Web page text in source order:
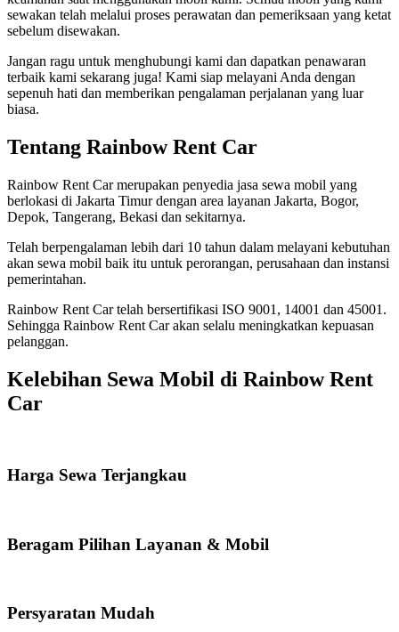
sewakan telah melalui proses perawatan dan pemeriksaan yang ketat
sebelum disewakan.
Jangan ragu untuk menghubungi kami dan dapatkan penawaran
terbaik kami sekarang juga! Kami siap melayani Anda dengan
sepenuh hati dan memberikan pengalaman perjalanan yang luar
biasa.
Tentang Rainbow Rent Car
Rainbow Rent Car merupakan penyedia jasa sewa mobil yang
berlokasi di Jakarta Timur dengan area layanan Jakarta, Bogor,
Depok, Tangerang, Bekasi dan sekitarnya.
Telah berpengalaman lebih dari 10 tahun dalam melayani kebutuhan
akan sewa mobil baik itu untuk perorangan, perusahaan dan instansi
pemerintahan.
Rainbow Rent Car telah bersertifikasi ISO 9001, 14001 dan 45001.
Sehingga Rainbow Rent Car akan selalu meningkatkan kepuasan
pelanggan.
Kelebihan Sewa Mobil di Rainbow Rent
Car
Harga Sewa Terjangkau
Beragam Pilihan Layanan & Mobil
Persyaratan Mudah